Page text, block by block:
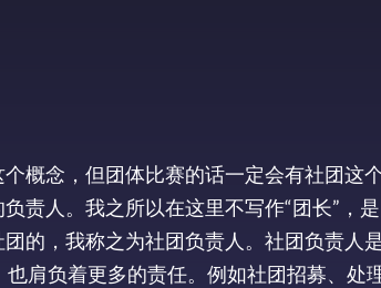
概念，但团体比赛的话一定会有社团这
责人。我之所以在这里不写作“团长”，
的，我称之为社团负责人。社团负责人
肩负着更多的责任。例如社团招募、处